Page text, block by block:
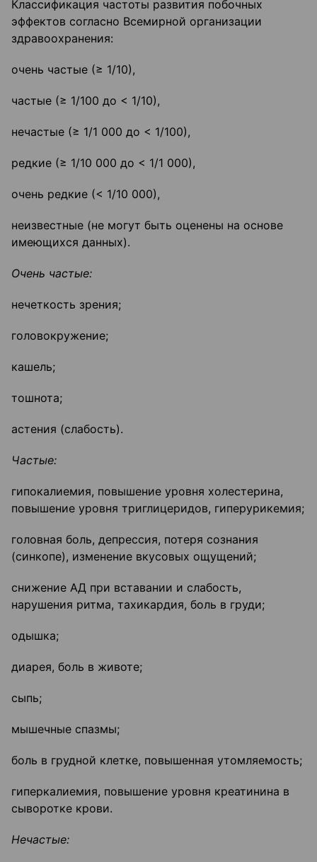
Классификация частоты развития побочных
эффектов согласно Всемирной организации
здравоохранения:
очень частые (≥ 1/10),
частые (≥ 1/100 до < 1/10),
нечастые (≥ 1/1 000 до < 1/100),
редкие (≥ 1/10 000 до < 1/1 000),
очень редкие (< 1/10 000),
неизвестные (не могут быть оценены на основе
имеющихся данных).
Очень частые:
нечеткость зрения;
головокружение;
кашель;
тошнота;
астения (слабость).
Частые:
гипокалиемия, повышение уровня холестерина,
повышение уровня триглицеридов, гиперурикемия;
головная боль, депрессия, потеря сознания
(синкопе), изменение вкусовых ощущений;
снижение АД при вставании и слабость,
нарушения ритма, тахикардия, боль в груди;
одышка;
диарея, боль в животе;
сыпь;
мышечные спазмы;
боль в грудной клетке, повышенная утомляемость;
гиперкалиемия, повышение уровня креатинина в
сыворотке крови.
Нечастые: